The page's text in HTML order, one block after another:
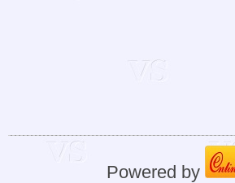
Powered by